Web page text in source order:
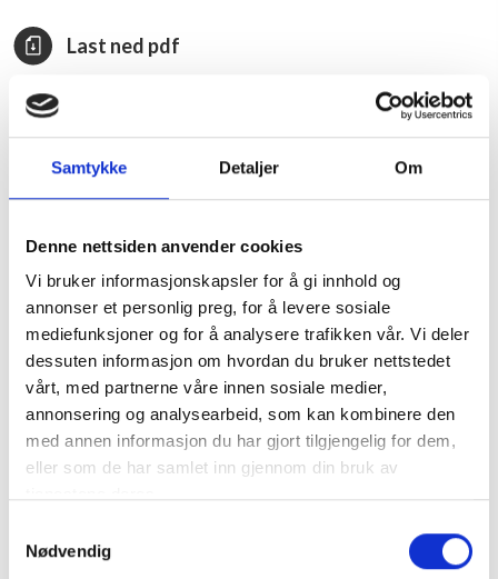
Samtykke Detaljer Om
Denne nettsiden anvender cookies
Vi bruker informasjonskapsler for å gi innhold og
annonser et personlig preg, for å levere sosiale
mediefunksjoner og for å analysere trafikken vår. Vi deler
dessuten informasjon om hvordan du bruker nettstedet
vårt, med partnerne våre innen sosiale medier,
annonsering og analysearbeid, som kan kombinere den
med annen informasjon du har gjort tilgjengelig for dem,
eller som de har samlet inn gjennom din bruk av
Nødvendig
Last ned pdf
Tenuta di Bibbiano er en av de eldste eiendommene i
Chianti Classico-regionen i Toscana, Italia. Den har
vært eid av familien Marrocchesi Marzi siden midten
av 1800-tallet og drives i dag av brødrene Tommaso og
Eiendommen strekker seg over omtrent 30 hektar
over havet. Disse vinmarkene nyter godt av et
utmerket mikroklima og er kjent for sine unike viner.
Bibbiano er også omgitt av store olivenlunder med mer
enn tre tusen trær1.
Tenuta di Bibbiano legger stor vekt på ansvar og
konsistens i sin produksjon, og de følger nøye med på
naturen og familiens tradisjoner.